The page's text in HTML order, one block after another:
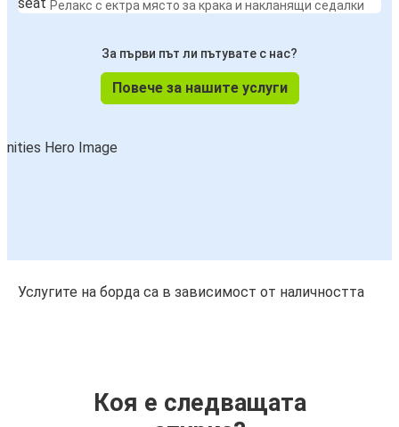
Релакс с ектра място за крака и накланящи седалки
За първи път ли пътувате с нас?
Повече за нашите услуги
Услугите на борда са в зависимост от наличността
Коя е следващата